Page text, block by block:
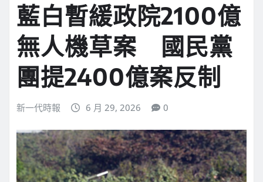
藍白暫緩政院2100億
無人機草案 國民黨
團提2400億案反制
新一代時報 6 月 29, 2026 0